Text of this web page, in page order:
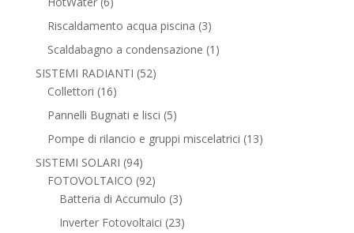
prodotti
Riscaldamento acqua piscina 33
prodotti
Scaldabagno a condensazione 1 1
SISTEMI RADIANTI 5252
Collettori 1616
prodotti
Pannelli Bugnati e lisci 55
prodotti
Pompe di rilancio e gruppi miscelatrici 1313
SISTEMI SOLARI 9494
prodotti
FOTOVOLTAICO 9292
prodotti
Batteria di Accumulo 33
prodotti
Inverter Fotovoltaici 2323